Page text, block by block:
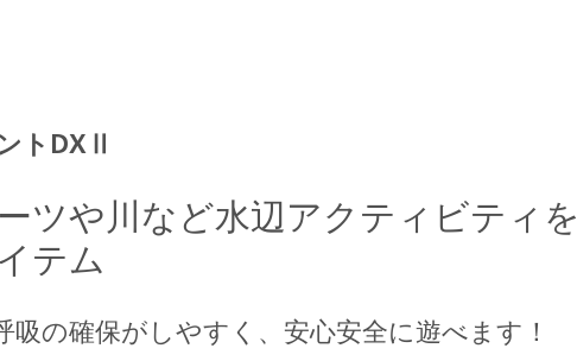
トDXⅡ
ツや川など水辺アクティビティを
テム
の確保がしやすく、安心安全に遊べます！